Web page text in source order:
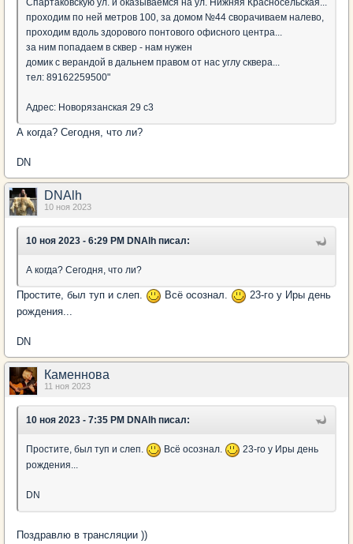
Спартаковскую ул. и оказываемся на ул. Нижняя Красносельская...
проходим по ней метров 100, за домом №44 сворачиваем налево,
проходим вдоль здорового понтового офисного центра...
за ним попадаем в сквер - нам нужен
домик с верандой в дальнем правом от нас углу сквера...
тел: 89162259500"
Адрес: Новорязанская 29 с3
А когда? Сегодня, что ли?
DN
DNAlh
10 ноя 2023
10 ноя 2023 - 6:29 PM DNAlh писал:
А когда? Сегодня, что ли?
Простите, был туп и слеп. Всё осознал.
23-го у Иры день
рождения...
DN
Каменнова
11 ноя 2023
10 ноя 2023 - 7:35 PM DNAlh писал:
Простите, был туп и слеп. Всё осознал.
23-го у Иры день
рождения...
DN
Поздравлю в трансляции ))